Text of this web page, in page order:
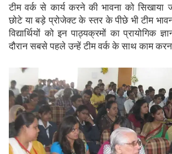
टीम वर्क से कार्य करने की भावना को सिखाया
छोटे या बड़े प्रोजेक्ट के स्तर के पीछे भी टीम
विद्यार्थियों को इन पाठ्यक्रमों का प्रायोगिक
दौरान सबसे पहले उन्हें टीम वर्क के साथ काम